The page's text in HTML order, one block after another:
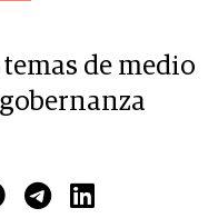
de medio